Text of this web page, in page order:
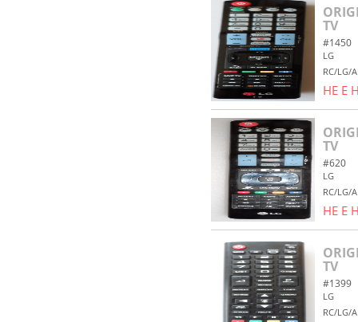
TV
#1450
LG
RC/LG/
НЕ Е
TV
#620
LG
RC/LG/
НЕ Е
TV
#1399
LG
RC/LG/